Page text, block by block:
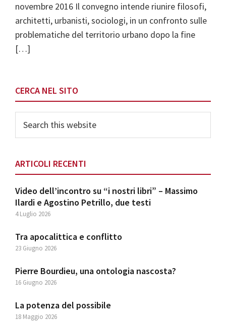
novembre 2016 Il convegno intende riunire filosofi,
architetti, urbanisti, sociologi, in un confronto sulle
problematiche del territorio urbano dopo la fine
[…]
Primary
Sidebar
CERCA NEL SITO
this
ARTICOLI RECENTI
Video dell’incontro su “i nostri libri” – Massimo
Ilardi e Agostino Petrillo, due testi
4 Luglio 2026
Tra apocalittica e conflitto
23 Giugno 2026
Pierre Bourdieu, una ontologia nascosta?
16 Giugno 2026
La potenza del possibile
18 Maggio 2026